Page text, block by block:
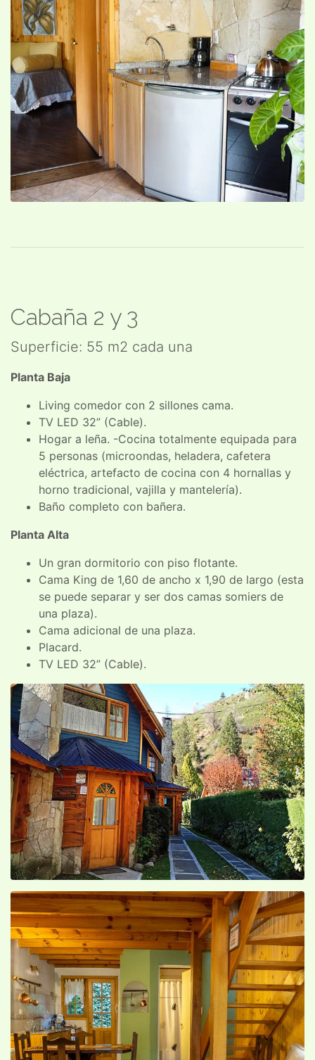
Cabaña 2 y 3
Superficie: 55 m2 cada una
Planta Baja
Living comedor con 2 sillones cama.
TV LED 32” (Cable).
Hogar a leña. -Cocina totalmente equipada para
5 personas (microondas, heladera, cafetera
eléctrica, artefacto de cocina con 4 hornallas y
horno tradicional, vajilla y mantelería).
Baño completo con bañera.
Planta Alta
Un gran dormitorio con piso flotante.
Cama King de 1,60 de ancho x 1,90 de largo (esta
se puede separar y ser dos camas somiers de
una plaza).
Cama adicional de una plaza.
Placard.
TV LED 32” (Cable).